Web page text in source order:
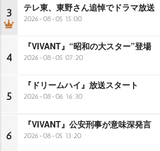
3 テレ東、東野さん追悼でドラマ放送
2026-08-05 15:00
4
『VIVANT』“昭和の大スター”登場
2026-08-05 07:20
5
『ドリームハイ』放送スタート
2026-08-06 16:30
6
『VIVANT』公安刑事が意味深発言
2026-08-05 13:20